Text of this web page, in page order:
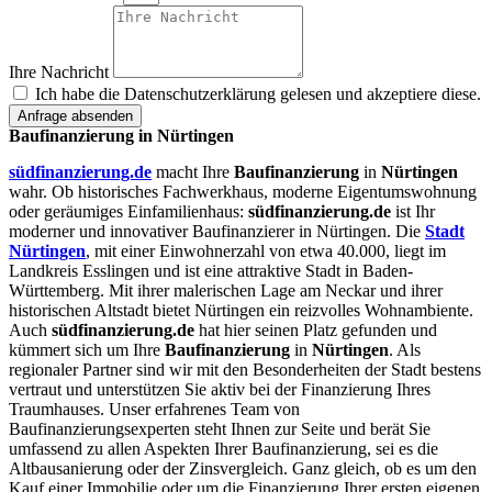
Ihre Nachricht
Ich habe die Datenschutzerklärung gelesen und akzeptiere diese.
Anfrage absenden
Baufinanzierung in Nürtingen
südfinanzierung.de macht Ihre Baufinanzierung in Nürtingen
wahr. Ob historisches Fachwerkhaus, moderne Eigentumswohnung
oder geräumiges Einfamilienhaus: südfinanzierung.de ist Ihr
moderner und innovativer Baufinanzierer in Nürtingen. Die Stadt
Nürtingen, mit einer Einwohnerzahl von etwa 40.000, liegt im
Landkreis Esslingen und ist eine attraktive Stadt in Baden-
Württemberg. Mit ihrer malerischen Lage am Neckar und ihrer
historischen Altstadt bietet Nürtingen ein reizvolles Wohnambiente.
Auch südfinanzierung.de hat hier seinen Platz gefunden und
kümmert sich um Ihre Baufinanzierung in Nürtingen. Als
regionaler Partner sind wir mit den Besonderheiten der Stadt bestens
vertraut und unterstützen Sie aktiv bei der Finanzierung Ihres
Traumhauses. Unser erfahrenes Team von
Baufinanzierungsexperten steht Ihnen zur Seite und berät Sie
umfassend zu allen Aspekten Ihrer Baufinanzierung, sei es die
Altbausanierung oder der Zinsvergleich. Ganz gleich, ob es um den
Kauf einer Immobilie oder um die Finanzierung Ihrer ersten eigenen